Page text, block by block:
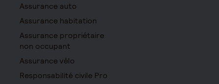
Assurance auto
Assurance habitation
Assurance propriétaire
non occupant
Assurance vélo
Responsabilité civile Pro